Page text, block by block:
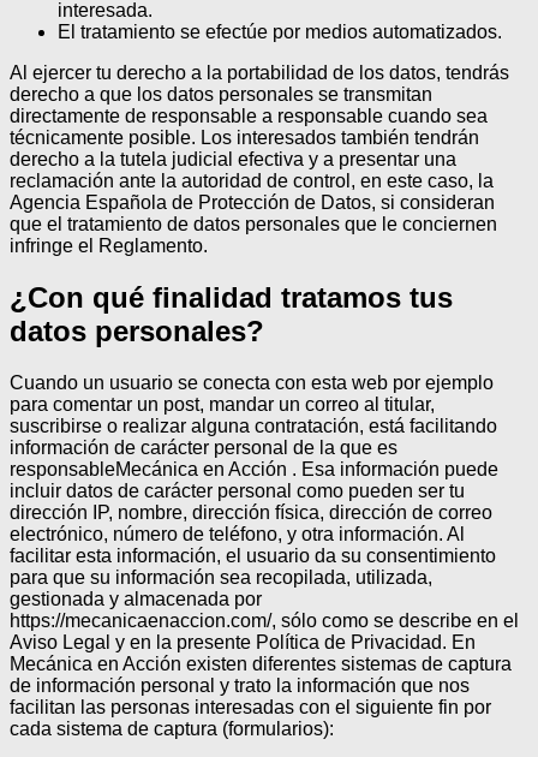
interesada.
El tratamiento se efectúe por medios automatizados.
Al ejercer tu derecho a la portabilidad de los datos, tendrás
derecho a que los datos personales se transmitan
directamente de responsable a responsable cuando sea
técnicamente posible. Los interesados también tendrán
derecho a la tutela judicial efectiva y a presentar una
reclamación ante la autoridad de control, en este caso, la
Agencia Española de Protección de Datos, si consideran
que el tratamiento de datos personales que le conciernen
infringe el Reglamento.
¿Con qué finalidad tratamos tus
datos personales?
Cuando un usuario se conecta con esta web por ejemplo
para comentar un post, mandar un correo al titular,
suscribirse o realizar alguna contratación, está facilitando
información de carácter personal de la que es
responsableMecánica en Acción . Esa información puede
incluir datos de carácter personal como pueden ser tu
dirección IP, nombre, dirección física, dirección de correo
electrónico, número de teléfono, y otra información. Al
facilitar esta información, el usuario da su consentimiento
para que su información sea recopilada, utilizada,
gestionada y almacenada por
https://mecanicaenaccion.com/, sólo como se describe en el
Aviso Legal y en la presente Política de Privacidad. En
Mecánica en Acción existen diferentes sistemas de captura
de información personal y trato la información que nos
facilitan las personas interesadas con el siguiente fin por
cada sistema de captura (formularios):